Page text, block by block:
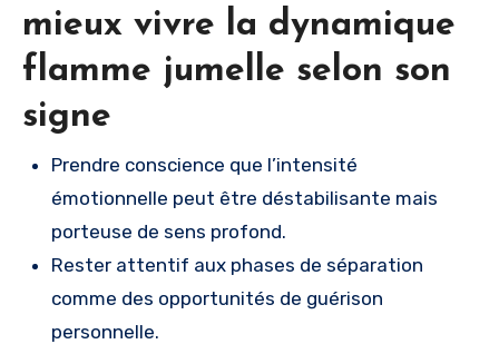
mieux vivre la dynamique
flamme jumelle selon son
signe
Prendre conscience que l’intensité
émotionnelle peut être déstabilisante mais
porteuse de sens profond.
Rester attentif aux phases de séparation
comme des opportunités de guérison
personnelle.